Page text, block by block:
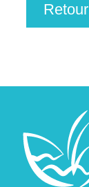
Retour